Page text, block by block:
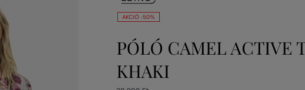
AKCIÓ -50%
PÓLÓ CAMEL ACTIVE
KHAKI